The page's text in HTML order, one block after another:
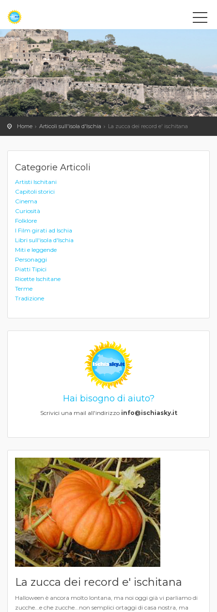
Home Articoli sull'isola d'Ischia La zucca dei record e' ischitana
Categorie Articoli
Artisti Ischitani
Capitoli storici
Cinema
Curiosità
Folklore
I Film girati ad Ischia
Libri sull'isola d'Ischia
Miti e leggende
Personaggi
Piatti Tipici
Ricette Ischitane
Terme
Tradizione
Hai bisogno di aiuto?
Scrivici una mail all'indirizzo info@ischiasky.it
La zucca dei record e' ischitana
Halloween è ancora molto lontana, ma noi oggi già vi parliamo di
zucche...e che zucche...non semplici ortaggi di casa nostra, ma